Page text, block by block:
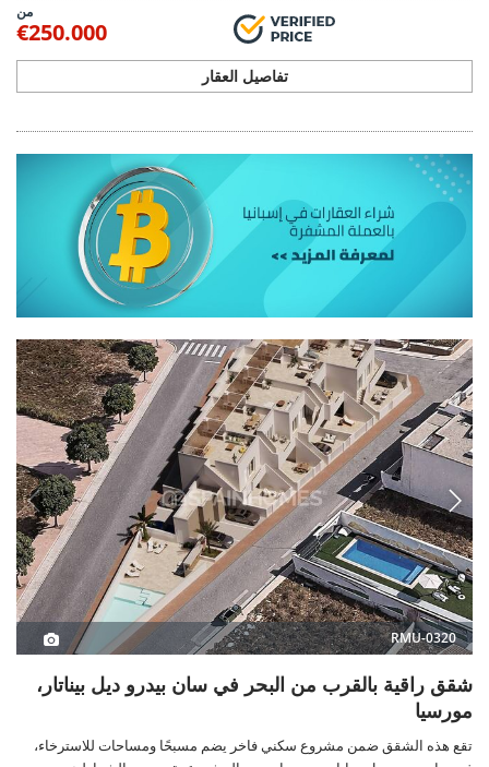
من
€250.000
تفاصيل العقار
RMU-0320
شقق راقية بالقرب من البحر في سان بيدرو ديل بيناتار،
مورسيا
تقع هذه الشقق ضمن مشروع سكني فاخر يضم مسبحًا ومساحات للاسترخاء،